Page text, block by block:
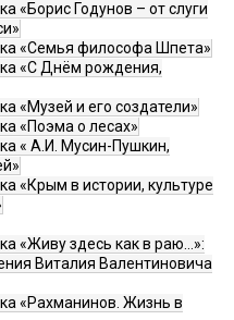
«Борис Годунов – от слуги
«Семья философа Шпета»
«С Днём рождения,
«Музей и его создатели»
«Поэма о лесах»
« А.И. Мусин-Пушкин,
«Крым в истории, культуре
«Живу здесь как в раю…»:
Виталия Валентиновича
«Рахманинов. Жизнь в